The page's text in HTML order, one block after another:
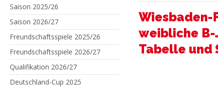
Saison 2025/26
Saison 2026/27
Freundschaftsspiele 2025/26
Freundschaftsspiele 2026/27
Qualifikation 2026/27
Deutschland-Cup 2025
weibliche
Tabelle und